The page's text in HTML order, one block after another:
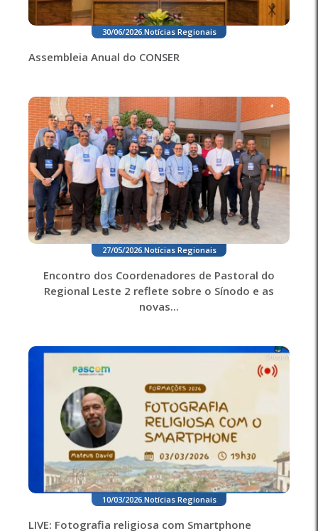
30/06/2026.Notícias Regionais
Assembleia Anual do CONSER
27/05/2026.Notícias Regionais
Encontro dos Coordenadores de Pastoral do
Regional Leste 2 reflete sobre o Sínodo e as
novas...
10/03/2026.Notícias Regionais
LIVE: Fotografia religiosa com Smartphone